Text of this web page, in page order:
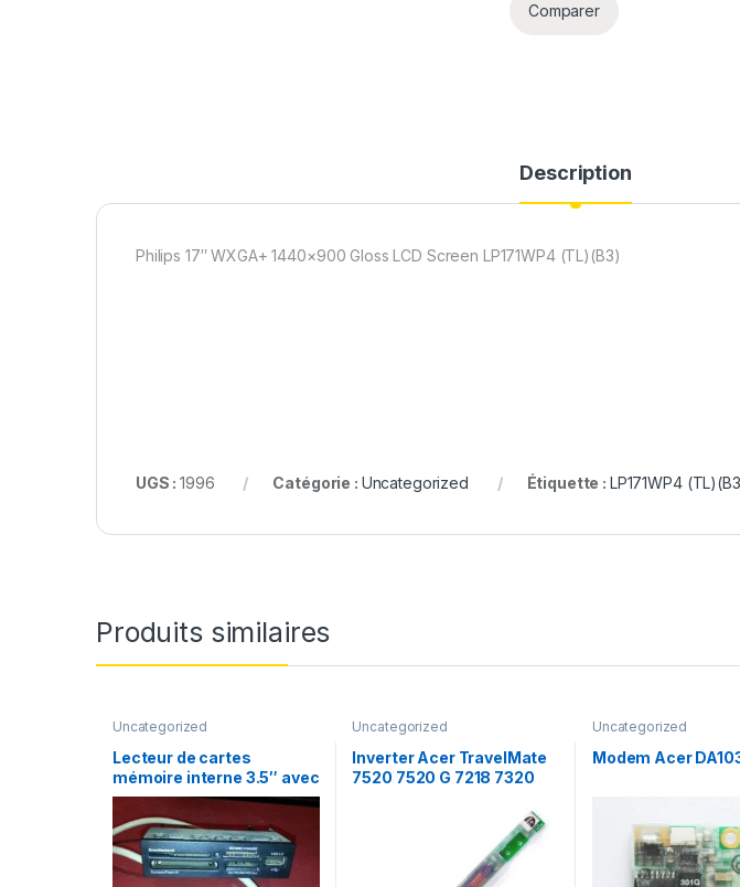
Comparer
Description
Philips 17″ WXGA+ 1440×900 Gloss LCD Screen LP171WP4 (TL)(B3)
UGS :1996 Catégorie : Uncategorized Étiquette : LP171WP4
Produits similaires
Uncategorized
Lecteur de cartes
mémoire interne 3.5″ avec
1 USB2.0
Uncategorized
Inverter Acer TravelMate
7520 7520 G 7218 7320
Uncategorized
Modem Acer